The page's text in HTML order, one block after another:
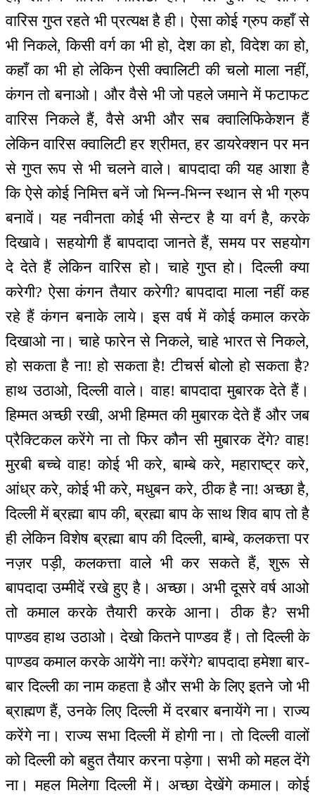
वारिस गुप्त रहते भी प्रत्यक्ष है ही। ऐसा कोई ग्रुप कहाँ से
भी निकले, किसी वर्ग का भी हो, देश का हो, विदेश का हो,
कहाँ का भी हो लेकिन ऐसी क्वालिटी की चलो माला नहीं,
कंगन तो बनाओ। और वैसे भी जो पहले जमाने में फटाफट
वारिस निकले हैं, वैसे अभी और सब क्वालिफिकेशन हैं
लेकिन वारिस क्वालिटी हर श्रीमत, हर डायरेक्शन पर मन
से गुप्त रूप से भी चलने वाले। बापदादा की यह आशा है
कि ऐसे कोई निमित्त बनें जो भिन्न-भिन्न स्थान से भी ग्रुप
बनावें। यह नवीनता कोई भी सेन्टर है या वर्ग है, करके
दिखावे। सहयोगी हैं बापदादा जानते हैं, समय पर सहयोग
दे देते हैं लेकिन वारिस हो। चाहे गुप्त हो। दिल्ली क्या
करेगी? ऐसा कंगन तैयार करेगी? बापदादा माला नहीं कह
रहे हैं कंगन बनाके लाये। इस वर्ष में कोई कमाल करके
दिखाओ ना। चाहे फारेन से निकले, चाहे भारत से निकले,
हो सकता है ना! हो सकता है! टीचर्स बोलो हो सकता है?
हाथ उठाओ, दिल्ली वाले। वाह! बापदादा मुबारक देते हैं।
हिम्मत अच्छी रखी, अभी हिम्मत की मुबारक देते हैं और जब
प्रैक्टिकल करेंगे ना तो फिर कौन सी मुबारक देंगे? वाह!
मुरबी बच्चे वाह! कोई भी करे, बाम्बे करे, महाराष्ट्र करे,
आंध्र करे, कोई भी करे, मधुबन करे, ठीक है ना! अच्छा है,
दिल्ली में ब्रह्मा बाप की, ब्रह्मा बाप के साथ शिव बाप तो है
ही लेकिन विशेष ब्रह्मा बाप की दिल्ली, बाम्बे, कलकत्ता पर
नज़र पड़ी, कलकत्ता वाले भी कर सकते हैं, शुरू से
बापदादा उम्मीदें रखे हुए है। अच्छा। अभी दूसरे वर्ष आओ
तो कमाल करके तैयारी करके आना। ठीक है? सभी
पाण्डव हाथ उठाओ। देखो कितने पाण्डव हैं। तो दिल्ली के
पाण्डव कमाल करके आयेंगे ना! करेंगे? बापदादा हमेशा बार-
बार दिल्ली का नाम कहता है और सभी के लिए इतने जो भी
ब्राह्मण हैं, उनके लिए दिल्ली में दरबार बनायेंगे ना। राज्य
करेंगे ना। राज्य सभा दिल्ली में होगी ना। तो दिल्ली वालों
को दिल्ली को बहुत तैयार करना पड़ेगा। सभी को महल देंगे
ना। महल मिलेगा दिल्ली में। अच्छा देखेंगे कमाल। कोई